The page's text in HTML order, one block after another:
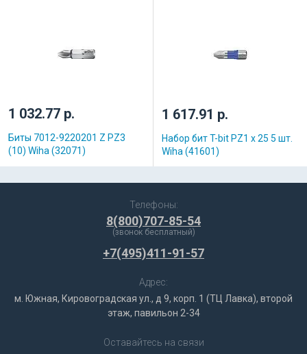
1 032.77 р.
Биты 7012-9220201 Z PZ3
(10) Wiha (32071)
1 617.91 р.
Набор бит T-bit PZ1 x 25 5 шт.
Wiha (41601)
Телефоны:
8(800)707-85-54
(звонок бесплатный)
+7(495)411-91-57
Адрес:
м. Южная, Кировоградская ул., д 9, корп. 1 (ТЦ Лавка), второй
этаж, павильон 2-34
Оставайтесь на связи